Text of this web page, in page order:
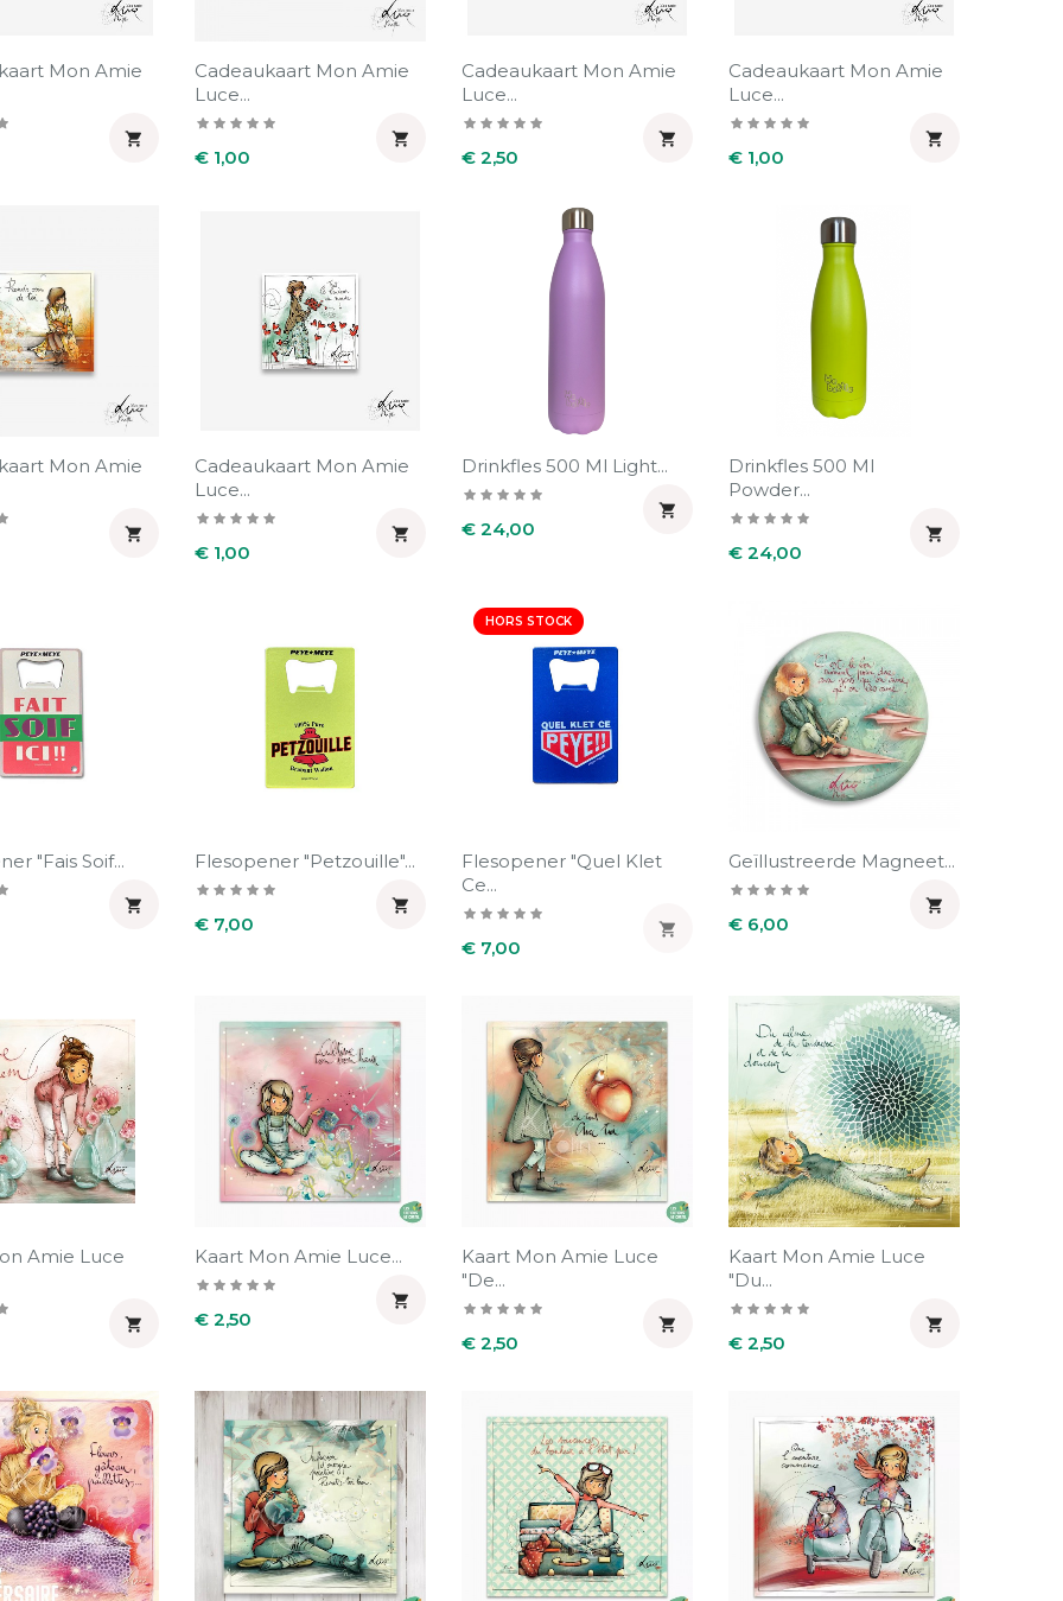
Mon Amie

Cadeaukaart Mon Amie
Luce...
Prijs
€ 1,00

Cadeaukaart Mon Amie
Luce...
Prijs
€ 2,50

Cadeaukaart Mon Amie
Luce...
Prijs
€ 1,00

Mon Amie

Cadeaukaart Mon Amie
Luce...
Prijs
€ 1,00

Drinkfles 500 Ml Light...
Prijs
€ 24,00

Drinkfles 500 Ml
Powder...
Prijs
€ 24,00

"Fais Soif...

Flesopener "Petzouille"...
Prijs
€ 7,00

HORS STOCK
Flesopener "Quel Klet
Ce...
Prijs
€ 7,00

Geïllustreerde Magneet...
Prijs
€ 6,00

Amie Luce

Kaart Mon Amie Luce...
Prijs
€ 2,50

Kaart Mon Amie Luce
"De...
Prijs
€ 2,50

Kaart Mon Amie Luce
"Du...
Prijs
€ 2,50
